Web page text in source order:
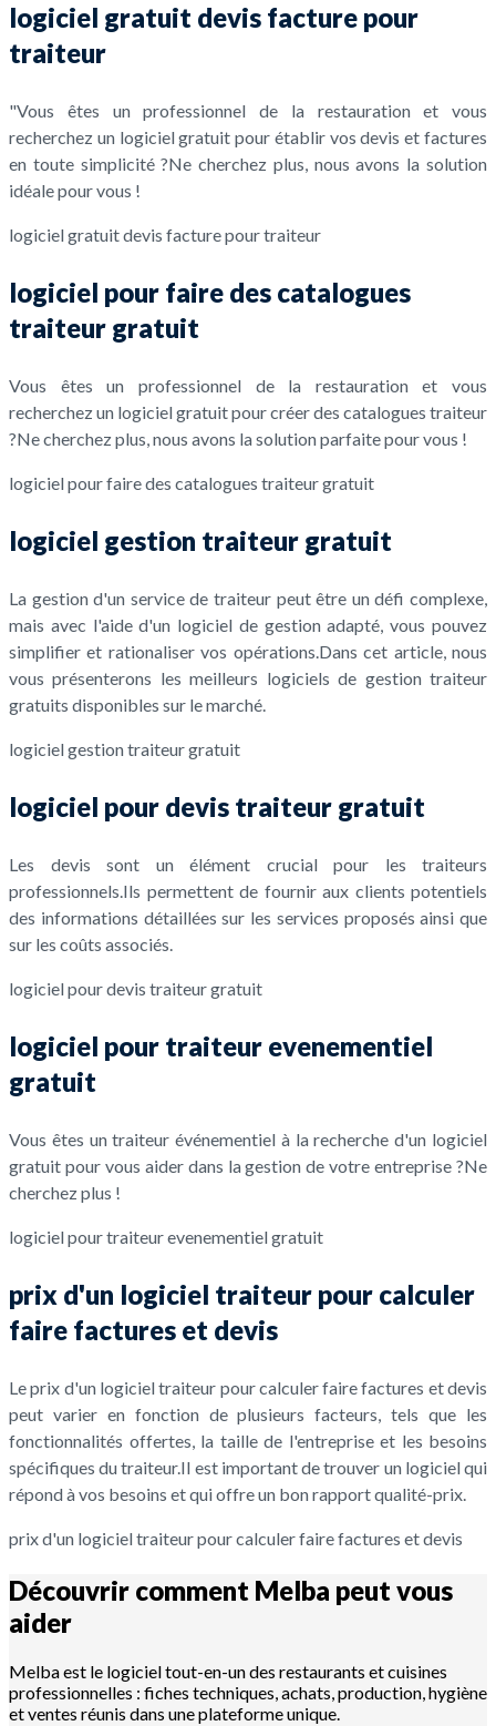
logiciel gratuit devis facture pour
traiteur
"Vous êtes un professionnel de la restauration et vous
recherchez un logiciel gratuit pour établir vos devis et factures
en toute simplicité ?Ne cherchez plus, nous avons la solution
idéale pour vous !
logiciel gratuit devis facture pour traiteur
logiciel pour faire des catalogues
traiteur gratuit
Vous êtes un professionnel de la restauration et vous
recherchez un logiciel gratuit pour créer des catalogues traiteur
?Ne cherchez plus, nous avons la solution parfaite pour vous !
logiciel pour faire des catalogues traiteur gratuit
logiciel gestion traiteur gratuit
La gestion d'un service de traiteur peut être un défi complexe,
mais avec l'aide d'un logiciel de gestion adapté, vous pouvez
simplifier et rationaliser vos opérations.Dans cet article, nous
vous présenterons les meilleurs logiciels de gestion traiteur
gratuits disponibles sur le marché.
logiciel gestion traiteur gratuit
logiciel pour devis traiteur gratuit
Les devis sont un élément crucial pour les traiteurs
professionnels.Ils permettent de fournir aux clients potentiels
des informations détaillées sur les services proposés ainsi que
sur les coûts associés.
logiciel pour devis traiteur gratuit
logiciel pour traiteur evenementiel
gratuit
Vous êtes un traiteur événementiel à la recherche d'un logiciel
gratuit pour vous aider dans la gestion de votre entreprise ?Ne
cherchez plus !
logiciel pour traiteur evenementiel gratuit
prix d'un logiciel traiteur pour calculer
faire factures et devis
Le prix d'un logiciel traiteur pour calculer faire factures et devis
peut varier en fonction de plusieurs facteurs, tels que les
fonctionnalités offertes, la taille de l'entreprise et les besoins
spécifiques du traiteur.Il est important de trouver un logiciel qui
répond à vos besoins et qui offre un bon rapport qualité-prix.
prix d'un logiciel traiteur pour calculer faire factures et devis
Découvrir comment Melba peut vous
aider
Melba est le logiciel tout-en-un des restaurants et cuisines
professionnelles : fiches techniques, achats, production, hygiène
et ventes réunis dans une plateforme unique.